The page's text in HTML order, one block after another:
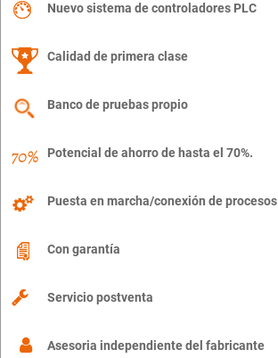
Nuevo sistema de controladores PLC
Calidad de primera clase
Banco de pruebas propio
Potencial de ahorro de hasta el 70%.
Puesta en marcha/conexión de procesos
Con garantía
Servicio postventa
Asesoria independiente del fabricante